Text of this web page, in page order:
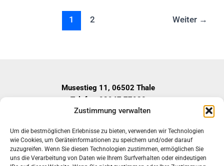
Zustimmung verwalten
Um die bestmöglichen Erlebnisse zu bieten, verwenden wir Technologien
wie Cookies, um Geräteinformationen zu speichern und/oder darauf
zuzugreifen. Wenn Sie diesen Technologien zustimmen, ermöglichen Sie
uns die Verarbeitung von Daten wie Ihrem Surfverhalten oder eindeutigen
1 2 Weiter →
Musestieg 11, 06502 Thale
Telefon: 03947 77920
Fax: 03947-779229
Geschäftszeiten
Montag – Donnerstag:
08:00 – 12:30 Uhr